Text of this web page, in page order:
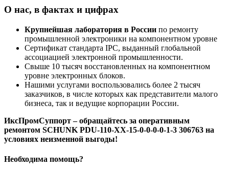
О нас, в фактах и цифрах
Крупнейшая лаборатория в России по ремонту
промышленной электроники на компонентном уровне
Сертификат стандарта IPC, выданный глобальной
ассоциацией электронной промышленности.
Свыше 10 тысяч восстановленных на компонентном
уровне электронных блоков.
Нашими услугами воспользовались более 2 тысяч
заказчиков, в числе которых как представители малого
бизнеса, так и ведущие корпорации России.
ИксПромСуппорт – обращайтесь за оперативным
ремонтом SCHUNK PDU-110-XX-15-0-0-0-0-1-3 306763 на
условиях неизменной выгоды!
Необходима помощь?